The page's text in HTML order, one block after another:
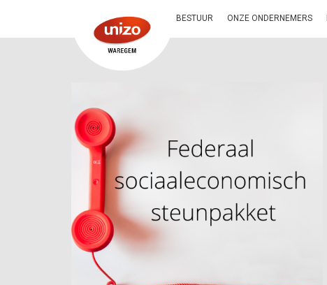
BESTUUR ONZE ONDERNEMERS